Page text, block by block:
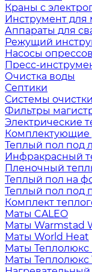
Краны с
Инструмент для
Аппараты для
Режущий
Насосы
Пресс-
Очистка воды
Септики
Системы
Фильтры
Электрические
Комплектующие
Теплый пол под
Инфракрасный
Пленочный
Теплый пол на
Теплый пол под
Комплект
Маты CALEO
Маты Warmstad
Маты World Heat
Маты Теплолюкс
Маты Теплолюкс